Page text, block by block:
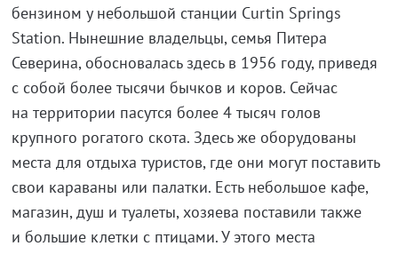
бензином у небольшой станции Curtin Springs
Station. Нынешние владельцы, семья Питера
Северина, обосновалась здесь в 1956 году, приведя
с собой более тысячи бычков и коров. Сейчас
на территории пасутся более 4 тысяч голов
крупного рогатого скота. Здесь же оборудованы
места для отдыха туристов, где они могут поставить
свои караваны или палатки. Есть небольшое кафе,
магазин, душ и туалеты, хозяева поставили также
и большие клетки с птицами. У этого места